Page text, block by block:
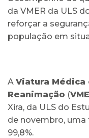
da VMER da ULS
reforçar a
população em
A Viatura Médica
Reanimação (
Xira, da ULS do
de novembro,
99,8%.